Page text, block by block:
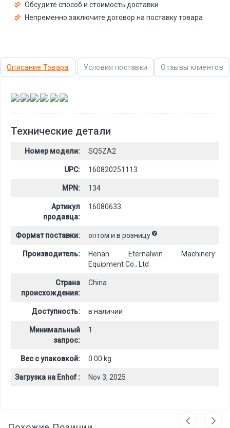
Обсудите способ и стоимость доставки
Непременно заключите договор на поставку товара
Описание Товара Условия поставки Отзывы клиентов
, , , , ,
Технические детали
Номер модели: SQ5ZA2
UPC: 160820251113
MPN: 134
Артикул
продавца:
16080633
Формат поставки: оптом и в розницу
Производитель:
Henan Eternalwin Machinery
Equipment Co., Ltd
Страна
происхождения:
China
Доступность: в наличии
Минимальный
запрос:
1
Вес с упаковкой: 0.00 kg
Загрузка на Enhof : Nov 3, 2025